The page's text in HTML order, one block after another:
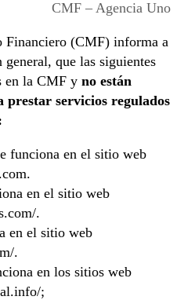
CMF – Agencia Uno
Financiero (CMF) informa a
que las siguientes
en la CMF y no están
prestar servicios regulados
funciona en el sitio web
en el sitio web
.
en el sitio web
.
en los sitios web
;